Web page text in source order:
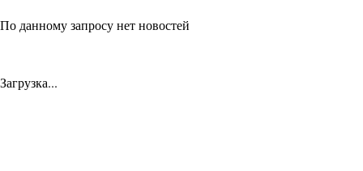
По данному запросу нет новостей
Загрузка...